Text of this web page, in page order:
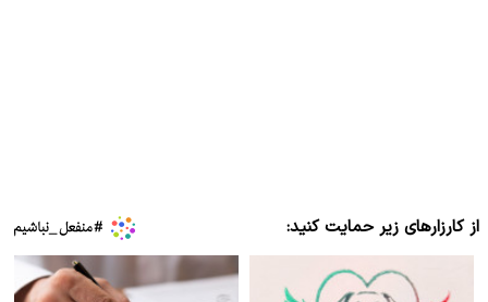
از کارزارهای زیر حمایت کنید: